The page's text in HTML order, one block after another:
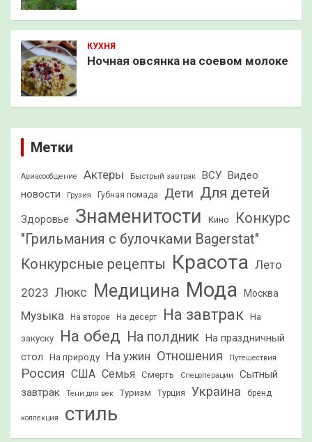
КУХНЯ
Ночная овсянка на соевом молоке
Метки
Авиасообщение Актеры Быстрый завтрак ВСУ
Видео
новости
Грузия Губная помада Дети Для детей
Здоровье Знаменитости Кино
Конкурс
"Грильмания с булочками Bagerstat"
Конкурсные рецепты Красота Лето
2023 Люкс Медицина Мода Москва
Музыка На второе На десерт На завтрак На
закуску На обед На полдник
На праздничный
стол
На природу На ужин Отношения Путешествия
Россия США Семья Смерть Спецоперации
Сытный
завтрак
Тени для век Туризм Турция Украина бренд
коллекция стиль